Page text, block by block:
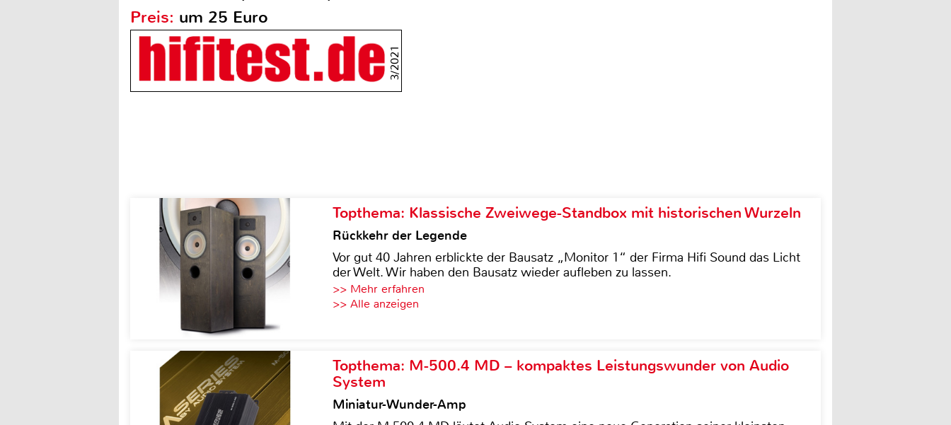
Preis: um 25 Euro
3/2021
Topthema: Klassische Zweiwege-Standbox mit historischen Wurzeln
Rückkehr der Legende
Vor gut 40 Jahren erblickte der Bausatz „Monitor 1“ der Firma Hifi Sound das Licht
der Welt. Wir haben den Bausatz wieder aufleben zu lassen.
>> Mehr erfahren
>> Alle anzeigen
Topthema: M-500.4 MD – kompaktes Leistungswunder von Audio
System
Miniatur-Wunder-Amp